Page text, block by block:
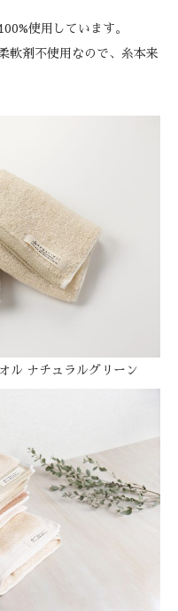
使用しています。
軟剤不使用なので、糸本来
ル ナチュラルグリーン